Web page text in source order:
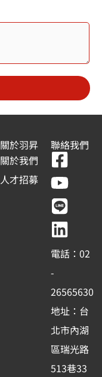
關於羽昇
關於我們
人才招募
聯絡我們
F
a
c
e
b
o
o
k
-
s
q
u
Y
o
u
t
u
b
e
L
i
n
e
L
i
n
k
e
d
i
n
電話：02
-
26565630
地址：台
北市內湖
區瑞光路
513巷33